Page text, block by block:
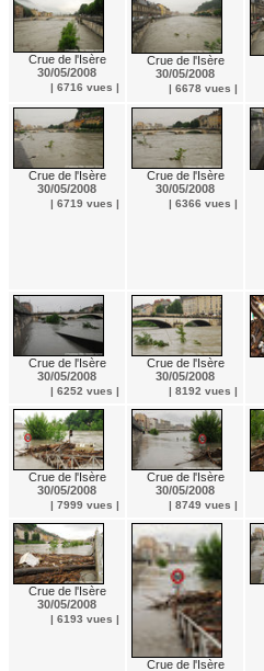
Crue de l'Isère
30/05/2008
| 6716 vues |
Crue de l'Isère
30/05/2008
| 6678 vues |
Crue de l'Isère
30/05/2008
| 6719 vues |
Crue de l'Isère
30/05/2008
| 6366 vues |
Crue de l'Isère
30/05/2008
| 6252 vues |
Crue de l'Isère
30/05/2008
| 8192 vues |
Crue de l'Isère
30/05/2008
| 7999 vues |
Crue de l'Isère
30/05/2008
| 8749 vues |
Crue de l'Isère
30/05/2008
| 6193 vues |
Crue de l'Isère